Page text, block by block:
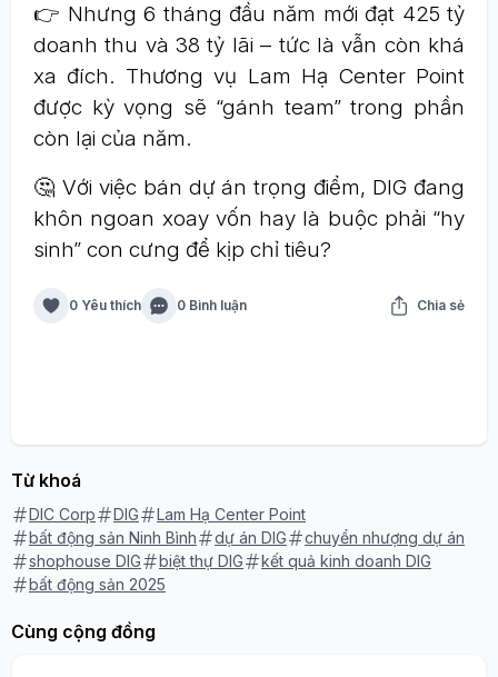
👉 Nhưng 6 tháng đầu năm mới đạt 425 tỷ
doanh thu và 38 tỷ lãi – tức là vẫn còn khá
xa đích. Thương vụ Lam Hạ Center Point
được kỳ vọng sẽ “gánh team” trong phần
còn lại của năm.
🤔 Với việc bán dự án trọng điểm, DIG đang
khôn ngoan xoay vốn hay là buộc phải “hy
sinh” con cưng để kịp chỉ tiêu?
0 Yêu thích 0 Bình luận Chia sẻ
Từ khoá
DIC Corp DIG
Lam Hạ Center Point
bất động sản Ninh Bình
dự án DIG
chuyển nhượng dự án
shophouse DIG
biệt thự DIG
kết quả kinh doanh DIG
bất động sản 2025
Cùng cộng đồng